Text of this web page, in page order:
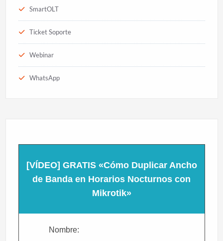
SmartOLT
Ticket Soporte
Webinar
WhatsApp
[VÍDEO] GRATIS «Cómo Duplicar Ancho
de Banda en Horarios Nocturnos con
Mikrotik»
Nombre: